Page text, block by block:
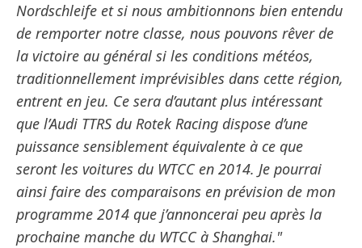
Nordschleife et si nous ambitionnons bien entendu
de remporter notre classe, nous pouvons rêver de
la victoire au général si les conditions météos,
traditionnellement imprévisibles dans cette région,
entrent en jeu. Ce sera d’autant plus intéressant
que l’Audi TTRS du Rotek Racing dispose d’une
puissance sensiblement équivalente à ce que
seront les voitures du WTCC en 2014. Je pourrai
ainsi faire des comparaisons en prévision de mon
programme 2014 que j’annoncerai peu après la
prochaine manche du WTCC à Shanghai."